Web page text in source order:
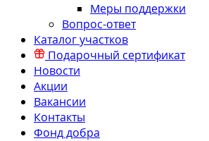
Меры поддержки
Вопрос-ответ
Каталог участков
Подарочный сертификат
Новости
Акции
Вакансии
Контакты
Фонд добра